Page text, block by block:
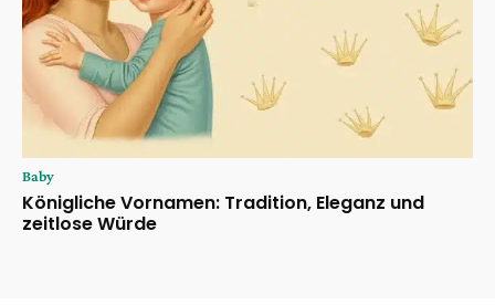
Baby
Königliche Vornamen: Tradition, Eleganz und
zeitlose Würde